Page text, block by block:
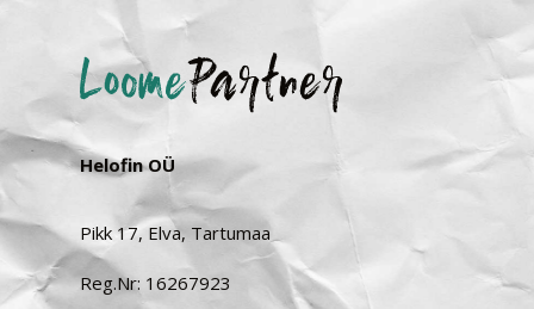
Helofin OÜ
Pikk 17, Elva, Tartumaa
Reg.Nr: 16267923